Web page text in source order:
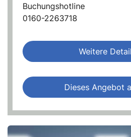
Buchungshotline
0160-2263718
Weitere
Dieses Angebot